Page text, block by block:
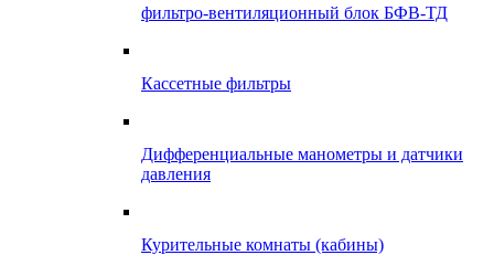
фильтро-вентиляционный блок БФВ-ТД
Кассетные фильтры
Дифференциальные манометры и датчики
давления
Курительные комнаты (кабины)